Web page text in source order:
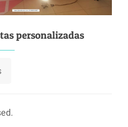
personalizadas